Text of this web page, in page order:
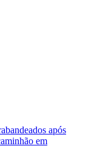
após
em